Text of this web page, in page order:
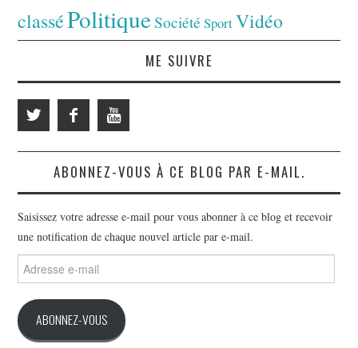
classéPolitiqueSociété SportVidéo
ME SUIVRE
ABONNEZ-VOUS À CE BLOG PAR E-MAIL.
Saisissez votre adresse e-mail pour vous abonner à ce blog et recevoir
une notification de chaque nouvel article par e-mail.
Adresse
e-
ABONNEZ-VOUS